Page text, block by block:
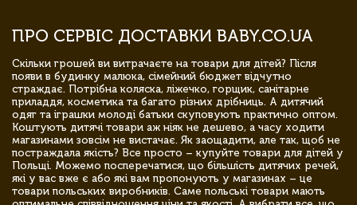
ПРО СЕРВІС ДОСТАВКИ BABY.CO.UA
Скільки грошей ви витрачаєте на товари для дітей? Після
появи в будинку малюка, сімейний бюджет відчутно
страждає. Потрібна коляска, ліжечко, горщик, санітарне
приладдя, косметика та багато різних дрібниць. А дитячий
одяг та іграшки молоді батьки скуповують практично оптом.
Коштують дитячі товари аж ніяк не дешево, а часу ходити
магазинами зовсім не вистачає. Як заощадити, але так, щоб не
постраждала якість? Все просто – купуйте товари для дітей у
Польщі. Можемо посперечатися, що більшість дитячих речей,
які у вас вже є або які вам пропонують у магазинах – це
товари польських виробників. Саме польські товари мають